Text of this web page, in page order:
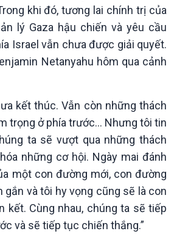
Khoa học & Công nghệ
Tin Khoa học & Công nghệ
Kết nối công nghệ
khi đó, tương lai chính trị của
lý Gaza hậu chiến và yêu cầu
Israel vẫn chưa được giải quyết.
Netanyahu hôm qua cảnh
kết thúc. Vẫn còn những thách
trọng ở phía trước… Nhưng tôi tin
ta sẽ vượt qua những thách
những cơ hội. Ngày mai đánh
một con đường mới, con đường
gắn và tôi hy vọng cũng sẽ là con
kết. Cùng nhau, chúng ta sẽ tiếp
và sẽ tiếp tục chiến thắng.”